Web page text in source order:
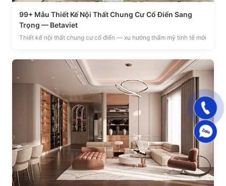
99+ Mẫu Thiết Kế Nội Thất Chung Cư Cổ Điển Sang
Trọng — Betaviet
Thiết kế nội thất chung cư cổ điển — xu hướng thẩm mỹ tinh tế mới